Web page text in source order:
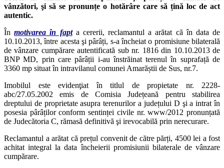
vânzători, şi să se pronunțe o hotărâre care să țină loc de act
autentic.
Înmotivarea în fapt a cererii, reclamantul a arătat că în data de
10.10.2013, între acesta şi pârâți, s-a încheiat o promisiune bilaterală
de vânzare cumpărare autentificată sub nr. 1816 din 10.10.2013 de
BNP MD, prin care pârâții i-au înstrăinat terenul în suprafață de
3360 mp situat în intravilanul comunei Amarăștii de Sus, nr.7.
Imobilul este evidenţiat în titlul de propietate nr. 2228-
abc/27.05.2002 emis de Comisia Județeană pentru stabilirea
dreptului de proprietate asupra terenurilor a județului D şi a intrat în
posesia pârâților conform sentinței civile nr. www/2012 pronunțată
de Judecătoria C, rămasă definitivă şi irevocabilă prin nerecurare.
Reclamantul a arătat că prețul convenit de către părți, 4500 lei a fost
achitat integral la data încheierii promisiunii bilaterale de vânzare
cumpărare.